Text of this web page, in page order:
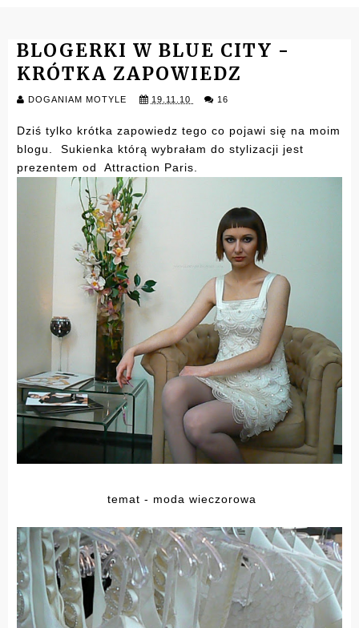
BLOGERKI W BLUE CITY -
KRÓTKA ZAPOWIEDZ
DOGANIAM MOTYLE 19.11.10 16
Dziś tylko krótka zapowiedz tego co pojawi się na moim
blogu. Sukienka którą wybrałam do stylizacji jest
prezentem od Attraction Paris.
temat - moda wieczorowa